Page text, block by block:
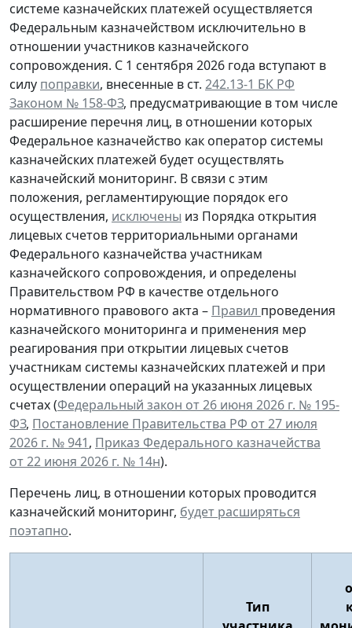
системе казначейских платежей осуществляется
Федеральным казначейством исключительно в
отношении участников казначейского
сопровождения. С 1 сентября 2026 года вступают в
силу поправки, внесенные в ст. 242.13-1 БК РФ
Законом № 158-ФЗ, предусматривающие в том числе
расширение перечня лиц, в отношении которых
Федеральное казначейство как оператор системы
казначейских платежей будет осуществлять
казначейский мониторинг. В связи с этим
положения, регламентирующие порядок его
осуществления, исключены из Порядка открытия
лицевых счетов территориальными органами
Федерального казначейства участникам
казначейского сопровождения, и определены
Правительством РФ в качестве отдельного
нормативного правового акта – Правил проведения
казначейского мониторинга и применения мер
реагирования при открытии лицевых счетов
участникам системы казначейских платежей и при
осуществлении операций на указанных лицевых
счетах (Федеральный закон от 26 июня 2026 г. № 195-
ФЗ, Постановление Правительства РФ от 27 июля
2026 г. № 941, Приказ Федерального казначейства
от 22 июня 2026 г. № 14н).
Перечень лиц, в отношении которых проводится
казначейский мониторинг, будет расширяться
поэтапно.
Тип